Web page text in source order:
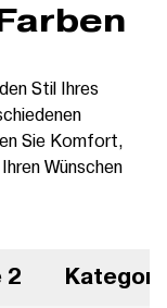
Stil Ihres
Sie Komfort,
Wünschen
2